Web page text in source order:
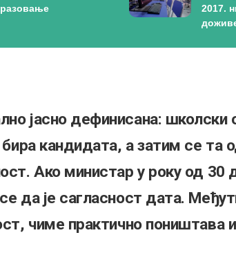
2017.
јасно дефинисана:
бира кандидата, а затим се
Ако министар у року од 30
да је сагласност дата.
чиме практично поништава